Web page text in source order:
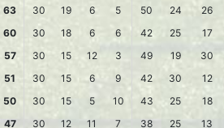
63 30 19 6 5 50 24
26
60 30 18 6 6 42 25
17
57 30 15 12 3 49 19
30
51 30 15 6 9 42 30
12
50 30 15 5 10 43 25
18
47 30 12 11 7 38 25
13